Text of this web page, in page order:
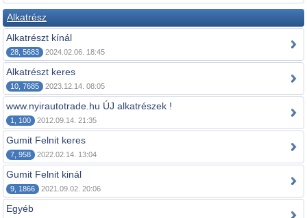
Alkatrész
Alkatrészt kínál
28, 5683 2024.02.06. 18:45
Alkatrészt keres
10, 7685 2023.12.14. 08:05
www.nyirautotrade.hu ÚJ alkatrészek !
1, 100 2012.09.14. 21:35
Gumit Felnit keres
7, 958 2022.02.14. 13:04
Gumit Felnit kinál
9, 1866 2021.09.02. 20:06
Egyéb